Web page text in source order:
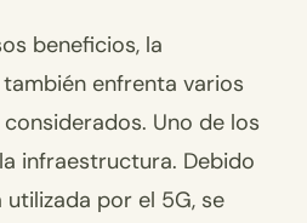
beneficios, la
enfrenta varios
Uno de los
infraestructura. Debido
por el 5G, se